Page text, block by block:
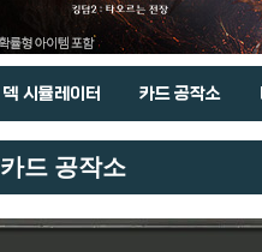
덱 시뮬레이터 카드 공작소
카드 공작소